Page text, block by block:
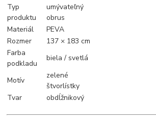
Typ
produktu
umývateľný
obrus
Materiál
PEVA
Rozmer
137 × 183 cm
Farba
podkladu
biela / svetlá
Motív
zelené
štvorlístky
Tvar
obdĺžnikový